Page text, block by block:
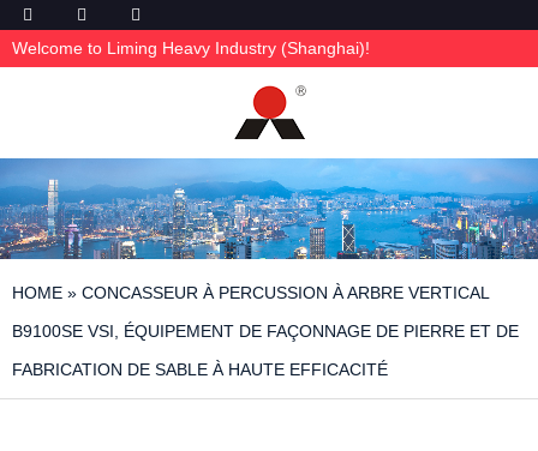
Welcome to Liming Heavy Industry (Shanghai)!
HOME » CONCASSEUR À PERCUSSION À ARBRE VERTICAL
B9100SE VSI, ÉQUIPEMENT DE FAÇONNAGE DE PIERRE ET DE
FABRICATION DE SABLE À HAUTE EFFICACITÉ